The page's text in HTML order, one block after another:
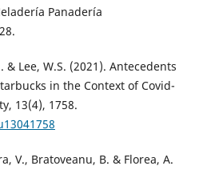
Panadería
& Lee, W.S. (2021). Antecedents
in the Context of Covid-
13(4), 1758.
V., Bratoveanu, B. & Florea, A.